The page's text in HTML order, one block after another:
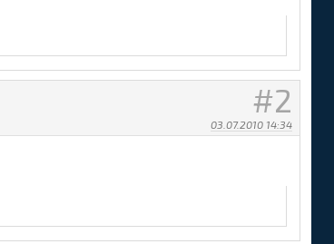
2
03.07.2010 14:34